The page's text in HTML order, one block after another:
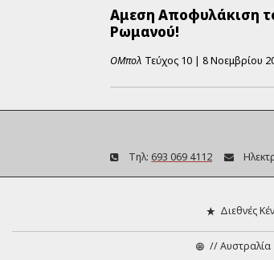
Αμεση Αποφυλάκιση
Ρωμανού!
ΟΜπολ Τεύχος 10 | 8 Νοεμβρίου
Τηλ: 693 069 4112
Διεθνές
//Αυστραλία